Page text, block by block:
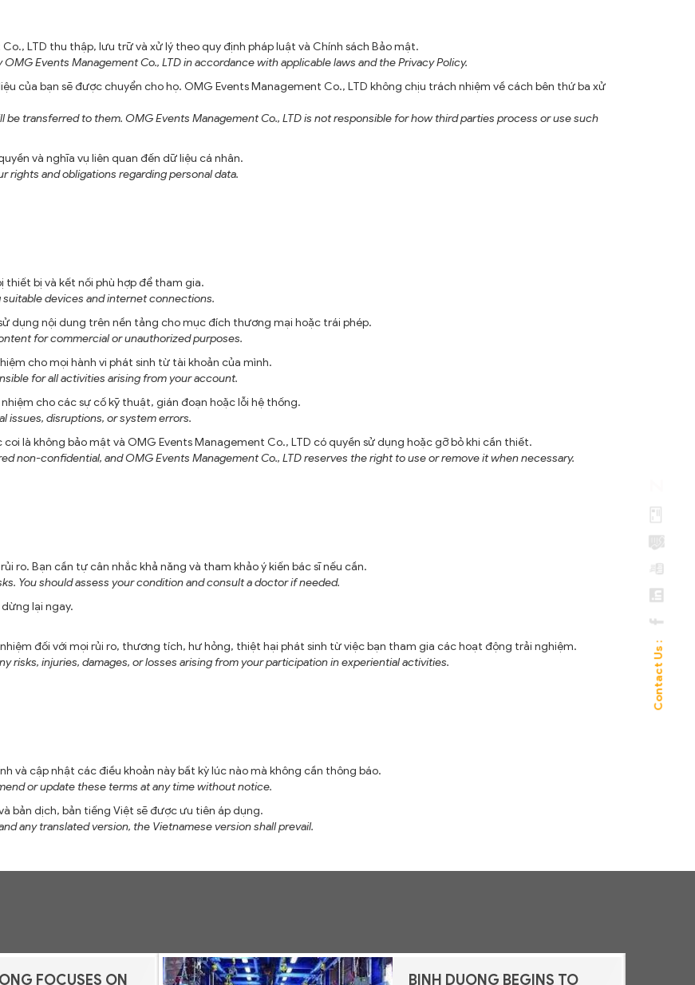
LTD thu thập, lưu trữ và xử lý theo quy định pháp luật và Chính sách Bảo mật.
Events Management Co., LTD in accordance with applicable laws and the Privacy Policy.
của bạn sẽ được chuyển cho họ. OMG Events Management Co., LTD không chịu trách nhiệm về cách bên thứ ba xử
be transferred to them. OMG Events Management Co., LTD is not responsible for how third parties process or use such
và nghĩa vụ liên quan đến dữ liệu cá nhân.
rights and obligations regarding personal data.
thiết bị và kết nối phù hợp để tham gia.
devices and internet connections.
dụng nội dung trên nền tảng cho mục đích thương mại hoặc trái phép.
for commercial or unauthorized purposes.
cho mọi hành vi phát sinh từ tài khoản của mình.
for all activities arising from your account.
cho các sự cố kỹ thuật, gián đoạn hoặc lỗi hệ thống.
issues, disruptions, or system errors.
là không bảo mật và OMG Events Management Co., LTD có quyền sử dụng hoặc gỡ bỏ khi cần thiết.
non-confidential, and OMG Events Management Co., LTD reserves the right to use or remove it when necessary.
ro. Bạn cần tự cân nhắc khả năng và tham khảo ý kiến bác sĩ nếu cần.
You should assess your condition and consult a doctor if needed.
lại ngay.
đối với mọi rủi ro, thương tích, hư hỏng, thiệt hại phát sinh từ việc bạn tham gia các hoạt động trải nghiệm.
risks, injuries, damages, or losses arising from your participation in experiential activities.
và cập nhật các điều khoản này bất kỳ lúc nào mà không cần thông báo.
or update these terms at any time without notice.
bản dịch, bản tiếng Việt sẽ được ưu tiên áp dụng.
any translated version, the Vietnamese version shall prevail.
FOCUSES ON
BINH DUONG BEGINS TO
Contact Us :